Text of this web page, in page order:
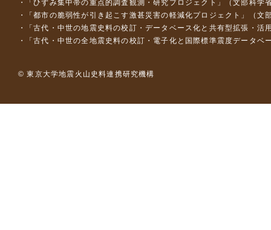
「ひずみ集中帯の重点的調査観測・研究プロジェクト」（文部科
「都市の脆弱性が引き起こす激甚災害の軽減化プロジェクト」（
「古代・中世の地震史料の校訂・データベース化と共有型拡張・
「古代・中世の全地震史料の校訂・電子化と国際標準震度データ
© 東京大学地震火山史料連携研究機構